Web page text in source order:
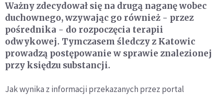
Ważny zdecydował się na drugą naganę wobec
duchownego, wzywając go również - przez
pośrednika - do rozpoczęcia terapii
odwykowej. Tymczasem śledczy z Katowic
prowadzą postępowanie w sprawie znalezionej
przy księdzu substancji.
Jak wynika z informacji przekazanych przez portal